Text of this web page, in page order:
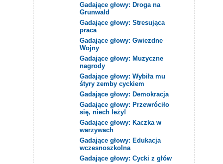
Gadające głowy: Droga na
Grunwald
Gadające głowy: Stresująca
praca
Gadające głowy: Gwiezdne
Wojny
Gadające głowy: Muzyczne
nagrody
Gadające głowy: Wybiła mu
śtyry zemby cyckiem
Gadające głowy: Demokracja
Gadające głowy: Przewróciło
się, niech leży!
Gadające głowy: Kaczka w
warzywach
Gadające głowy: Edukacja
wczesnoszkolna
Gadające głowy: Cycki z głów